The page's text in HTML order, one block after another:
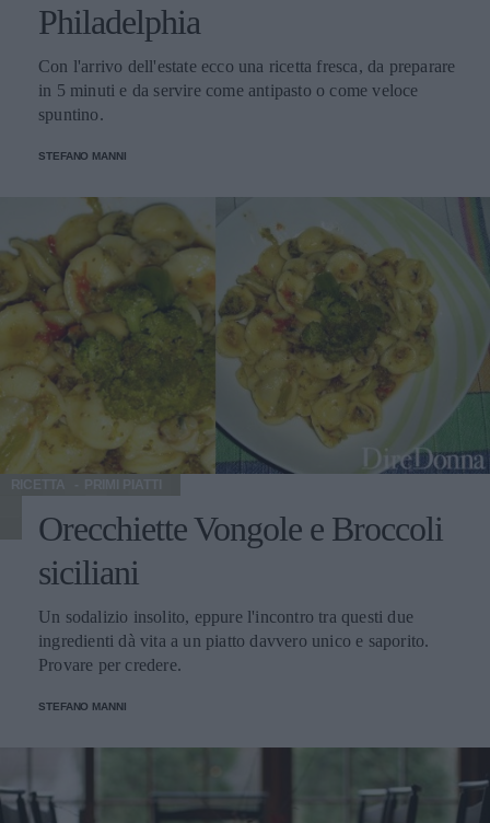
Philadelphia
Con l'arrivo dell'estate ecco una ricetta fresca, da preparare
in 5 minuti e da servire come antipasto o come veloce
spuntino.
STEFANO MANNI
RICETTA
Orecchiette Vongole e Broccoli
siciliani
Un sodalizio insolito, eppure l'incontro tra questi due
ingredienti dà vita a un piatto davvero unico e saporito.
Provare per credere.
STEFANO MANNI